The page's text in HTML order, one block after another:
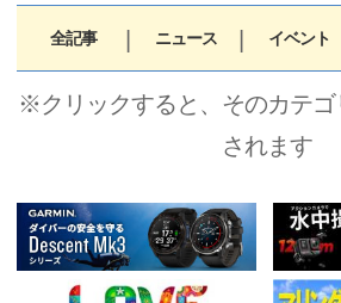
全記事 ニュース イベント
※クリックすると、そのカテ
されます